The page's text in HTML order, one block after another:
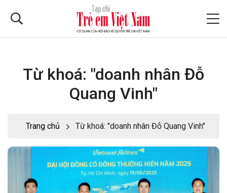
Từ khoá: "doanh nhân Đỗ
Quang Vinh"
Trang chủ Từ khoá: "doanh nhân Đỗ Quang Vinh"